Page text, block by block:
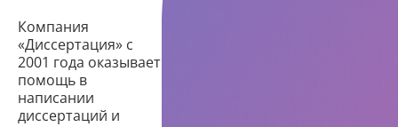
Компания
«Диссертация» с
2001 года оказывает
помощь в
написании
диссертаций и